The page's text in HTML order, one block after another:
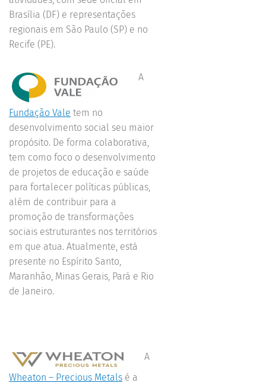
Brasília (DF) e representações
regionais em São Paulo (SP) e no
Recife (PE).
A
Fundação Vale tem no
desenvolvimento social seu maior
propósito. De forma colaborativa,
tem como foco o desenvolvimento
de projetos de educação e saúde
para fortalecer políticas públicas,
além de contribuir para a
promoção de transformações
sociais estruturantes nos territórios
em que atua. Atualmente, está
presente no Espírito Santo,
Maranhão, Minas Gerais, Pará e Rio
de Janeiro.
A
Wheaton – Precious Metals é a